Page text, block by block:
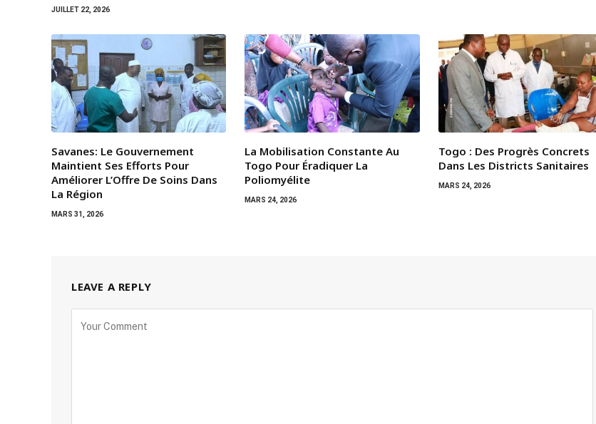
JUILLET 22, 2026
Savanes: Le Gouvernement
Maintient Ses Efforts Pour
Améliorer L’Offre De Soins Dans
La Région
MARS 31, 2026
La Mobilisation Constante Au
Togo Pour Éradiquer La
Poliomyélite
MARS 24, 2026
Togo : Des Progrès Concrets
Dans Les Districts Sanitaires
MARS 24, 2026
LEAVE A REPLY